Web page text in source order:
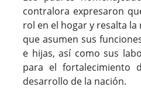
contralora expresaron
rol en el hogar y resalta
que asumen sus
e hijas, así como sus
para el fortalecimiento
desarrollo de la nación.